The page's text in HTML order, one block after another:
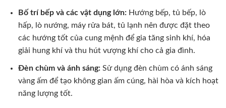
Bố trí bếp và các vật dụng lớn:Hướng bếp, tủ bếp, lò
hấp, lò nướng, máy rửa bát, tủ lạnh nên được đặt theo
các hướng tốt của cung mệnh để gia tăng sinh khí, hóa
giải hung khí và thu hút vượng khí cho cả gia đình.
Đèn chùm và ánh sáng:Sử dụng đèn chùm có ánh sáng
vàng ấm để tạo không gian ấm cúng, hài hòa và kích hoạt
năng lượng tốt.